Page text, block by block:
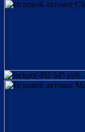
492 545 руб.